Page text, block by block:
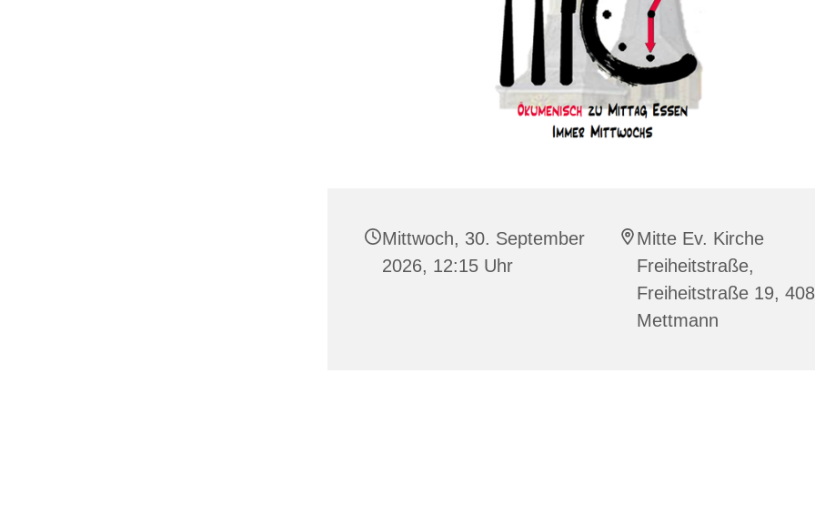
Mittwoch, 30. September
2026, 12:15 Uhr
Mitte Ev. Kirche
Freiheitstraße,
Freiheitstraße 19,
Mettmann